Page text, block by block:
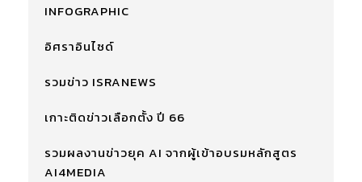
INFOGRAPHIC
อิศราอินไซด์
รวมข่าว ISRANEWS
เกาะติดข่าวเลือกตั้ง ปี 66
รวมผลงานข่าวยุค AI จากผู้เข้าอบรมหลักสูตร
AI4MEDIA